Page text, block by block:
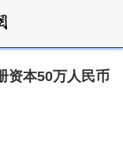
资本50万人民币